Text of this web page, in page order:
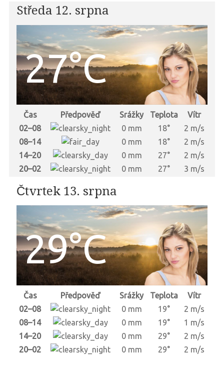
Středa 12. srpna
27°C
Čas Předpověď Srážky Teplota
Vítr
02–08
0 mm 18°
2 m/s
08–14
0 mm 18°
2 m/s
14–20
0 mm 27°
2 m/s
20–02
0 mm 27° 3 m/s
Čtvrtek 13. srpna
29°C
Čas Předpověď Srážky Teplota
Vítr
02–08
0 mm 19°
2 m/s
08–14
0 mm 19°
1 m/s
14–20
0 mm 29°
2 m/s
20–02
0 mm 29° 2 m/s